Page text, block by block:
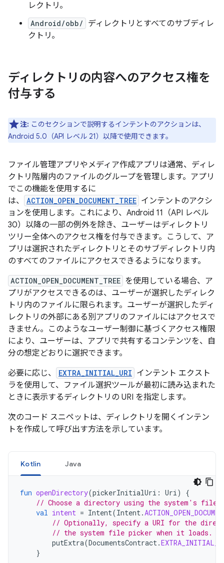
レクトリ。
Android/obb/
ディレクトリとすべてのサブディレ
クトリ。
ディレクトリの内容へのアクセス権を
付与する
注: このセクションで説明するインテントのアクションは、
Android 5.0（API レベル 21）以降で使用できます。
ファイル管理アプリやメディア作成アプリは通常、ディレ
クトリ階層内のファイルのグループを管理します。アプリ
でこの機能を使用するに
は、
ACTION_OPEN_DOCUMENT_TREE インテントのアクシ
ョンを使用します。これにより、Android 11（API レベル
30）以降の一部の例外を除き、ユーザーはディレクトリ
ツリー全体へのアクセス権を付与できます。こうして、ア
プリは選択されたディレクトリとそのサブディレクトリ内
のすべてのファイルにアクセスできるようになります。
ACTION_OPEN_DOCUMENT_TREE を使用している場合、ア
プリがアクセスできるのは、ユーザーが選択したディレク
トリ内のファイルに限られます。ユーザーが選択したディ
レクトリの外部にある別アプリのファイルにはアクセスで
きません。このようなユーザー制御に基づくアクセス権限
により、ユーザーは、アプリで共有するコンテンツを、自
分の想定どおりに選択できます。
必要に応じ、
EXTRA_INITIAL_URI インテント エクスト
ラを使用して、ファイル選択ツールが最初に読み込まれた
ときに表示するディレクトリの URI を指定します。
次のコード スニペットは、ディレクトリを開くインテン
トを作成して呼び出す方法を示しています。
Kotlin Java
fun openDirectory(pickerInitialUri : Uri)
{
// Choose a directory using the system's file
val intent = Intent(Intent.
// Optionally, specify a URI for the
// the system file picker when it loads.
putExtra(DocumentsContract.
}